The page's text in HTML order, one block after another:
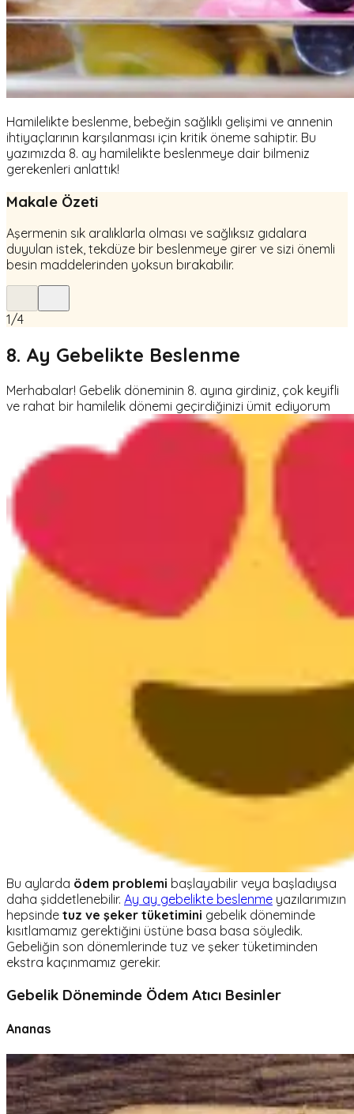
Hamilelikte beslenme, bebeğin sağlıklı gelişimi ve annenin
ihtiyaçlarının karşılanması için kritik öneme sahiptir. Bu
yazımızda 8. ay hamilelikte beslenmeye dair bilmeniz
gerekenleri anlattık!
Makale Özeti
Aşermenin sık aralıklarla olması ve sağlıksız gıdalara
duyulan istek, tekdüze bir beslenmeye girer ve sizi önemli
besin maddelerinden yoksun bırakabilir.
1/4
8. Ay Gebelikte Beslenme
Merhabalar! Gebelik döneminin 8. ayına girdiniz, çok keyifli
ve rahat bir hamilelik dönemi geçirdiğinizi ümit ediyorum
Bu aylarda ödem problemi başlayabilir veya başladıysa
daha şiddetlenebilir. Ay ay gebelikte beslenme yazılarımızın
hepsinde tuz ve şeker tüketimini gebelik döneminde
kısıtlamamız gerektiğini üstüne basa basa söyledik.
Gebeliğin son dönemlerinde tuz ve şeker tüketiminden
ekstra kaçınmamız gerekir.
Gebelik Döneminde Ödem Atıcı Besinler
Ananas